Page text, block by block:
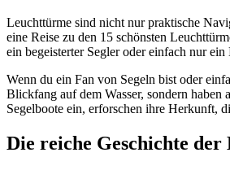
Leuchttürme sind nicht nur praktische
eine Reise zu den 15 schönsten
ein begeisterter Segler oder einfach nur
Wenn du ein Fan von Segeln bist oder
Blickfang auf dem Wasser, sondern
Segelboote ein, erforschen ihre Herkunft,
Die reiche Geschichte der